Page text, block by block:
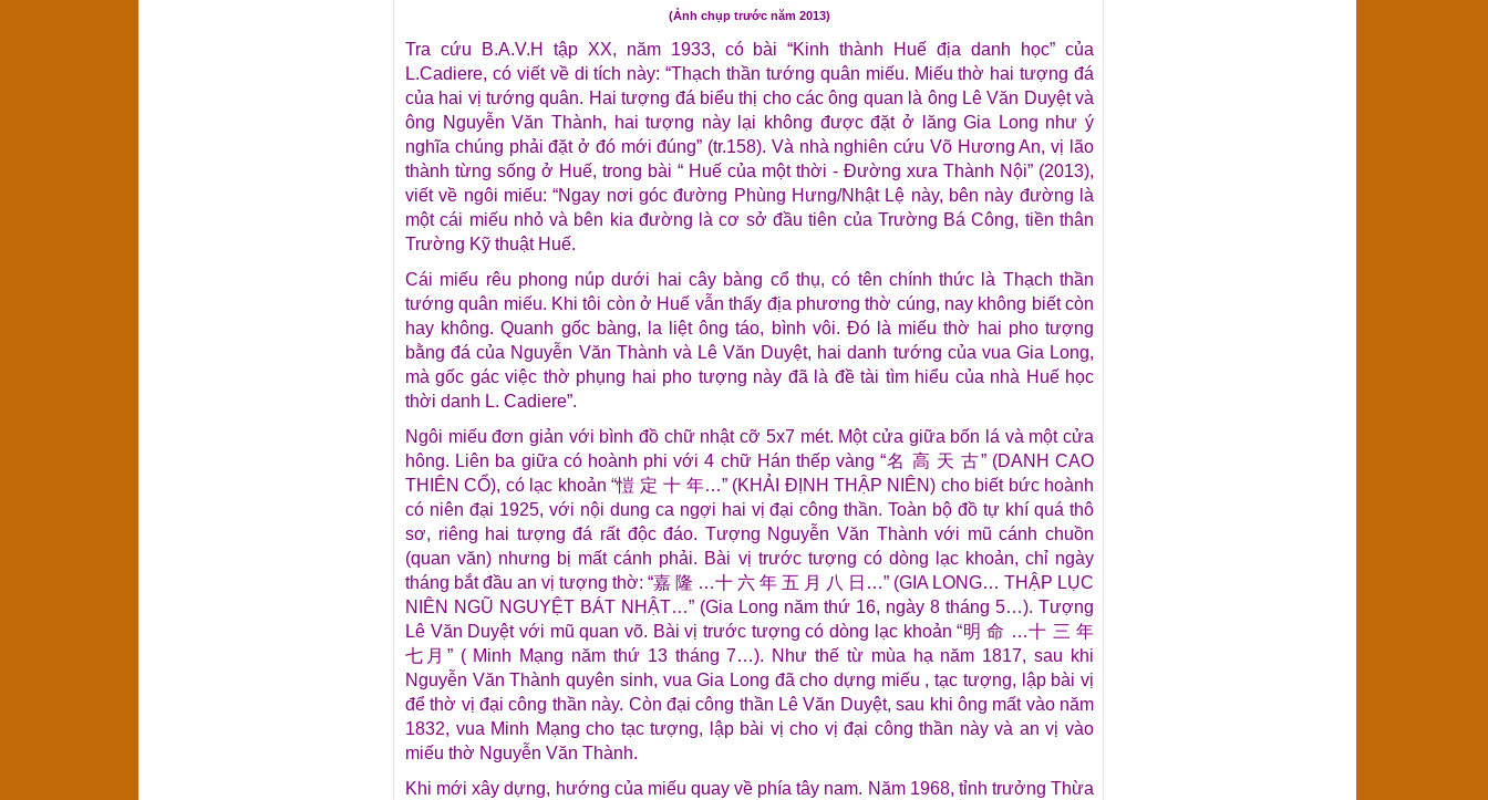
(Ảnh chụp trước năm 2013)
Tra cứu B.A.V.H tập XX, năm 1933, có bài “Kinh thành Huế địa danh học” của
L.Cadiere, có viết về di tích này: “Thạch thần tướng quân miếu. Miếu thờ hai tượng đá
của hai vị tướng quân. Hai tượng đá biểu thị cho các ông quan là ông Lê Văn Duyệt và
ông Nguyễn Văn Thành, hai tượng này lại không được đặt ở lăng Gia Long như ý
nghĩa chúng phải đặt ở đó mới đúng” (tr.158). Và nhà nghiên cứu Võ Hương An, vị lão
thành từng sống ở Huế, trong bài “ Huế của một thời - Đường xưa Thành Nội” (2013),
viết về ngôi miếu: “Ngay nơi góc đường Phùng Hưng/Nhật Lệ này, bên này đường là
một cái miếu nhỏ và bên kia đường là cơ sở đầu tiên của Trường Bá Công, tiền thân
Trường Kỹ thuật Huế.
Cái miếu rêu phong núp dưới hai cây bàng cổ thụ, có tên chính thức là Thạch thần
tướng quân miếu. Khi tôi còn ở Huế vẫn thấy địa phương thờ cúng, nay không biết còn
hay không. Quanh gốc bàng, la liệt ông táo, bình vôi. Đó là miếu thờ hai pho tượng
bằng đá của Nguyễn Văn Thành và Lê Văn Duyệt, hai danh tướng của vua Gia Long,
mà gốc gác việc thờ phụng hai pho tượng này đã là đề tài tìm hiểu của nhà Huế học
thời danh L. Cadiere”.
Ngôi miếu đơn giản với bình đồ chữ nhật cỡ 5x7 mét. Một cửa giữa bốn lá và một cửa
hông. Liên ba giữa có hoành phi với 4 chữ Hán thếp vàng “名 高 天 古” (DANH CAO
THIÊN CỔ), có lạc khoản “愷 定 十 年…” (KHẢI ĐỊNH THẬP NIÊN) cho biết bức hoành
có niên đại 1925, với nội dung ca ngợi hai vị đại công thần. Toàn bộ đồ tự khí quá thô
sơ, riêng hai tượng đá rất độc đáo. Tượng Nguyễn Văn Thành với mũ cánh chuồn
(quan văn) nhưng bị mất cánh phải. Bài vị trước tượng có dòng lạc khoản, chỉ ngày
tháng bắt đầu an vị tượng thờ: “嘉 隆 …十 六 年 五 月 八 日…” (GIA LONG… THẬP LỤC
NIÊN NGŨ NGUYỆT BÁT NHẬT…” (Gia Long năm thứ 16, ngày 8 tháng 5…). Tượng
Lê Văn Duyệt với mũ quan võ. Bài vị trước tượng có dòng lạc khoản “明 命 …十 三 年
七月” ( Minh Mạng năm thứ 13 tháng 7…). Như thế từ mùa hạ năm 1817, sau khi
Nguyễn Văn Thành quyên sinh, vua Gia Long đã cho dựng miếu , tạc tượng, lập bài vị
để thờ vị đại công thần này. Còn đại công thần Lê Văn Duyệt, sau khi ông mất vào năm
1832, vua Minh Mạng cho tạc tượng, lập bài vị cho vị đại công thần này và an vị vào
miếu thờ Nguyễn Văn Thành.
Khi mới xây dựng, hướng của miếu quay về phía tây nam. Năm 1968, tỉnh trưởng Thừa